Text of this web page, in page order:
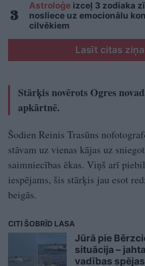
Astroloģe izceļ 3 zodiaka
nosliece uz emocionālu
cilvēkiem
Lasīt citas
Stārķis novērots Ogres
apkārtnē.
Šodien Reinis Trasūns
stāvam uz vienas kājas uz
saimniecības ēkas. Viņš arī
iespējams, šis stārķis jau esot
beigās.
CITI ŠOBRĪD LASA
Jūrā pie
situācija –
vadības